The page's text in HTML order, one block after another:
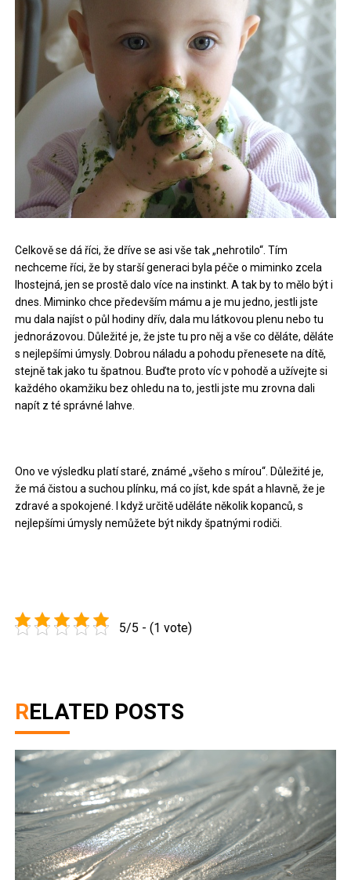
Celkově se dá říci, že dříve se asi vše tak „nehrotilo“. Tím
nechceme říci, že by starší generaci byla péče o miminko zcela
lhostejná, jen se prostě dalo více na instinkt. A tak by to mělo být i
dnes. Miminko chce především mámu a je mu jedno, jestli jste
mu dala najíst o půl hodiny dřív, dala mu látkovou plenu nebo tu
jednorázovou. Důležité je, že jste tu pro něj a vše co děláte, děláte
s nejlepšími úmysly. Dobrou náladu a pohodu přenesete na dítě,
stejně tak jako tu špatnou. Buďte proto víc v pohodě a užívejte si
každého okamžiku bez ohledu na to, jestli jste mu zrovna dali
napít z té správné lahve.
Ono ve výsledku platí staré, známé „všeho s mírou“. Důležité je,
že má čistou a suchou plínku, má co jíst, kde spát a hlavně, že je
zdravé a spokojené. I když určitě uděláte několik kopanců, s
nejlepšími úmysly nemůžete být nikdy špatnými rodiči.
5/5 - (1 vote)
RELATED POSTS